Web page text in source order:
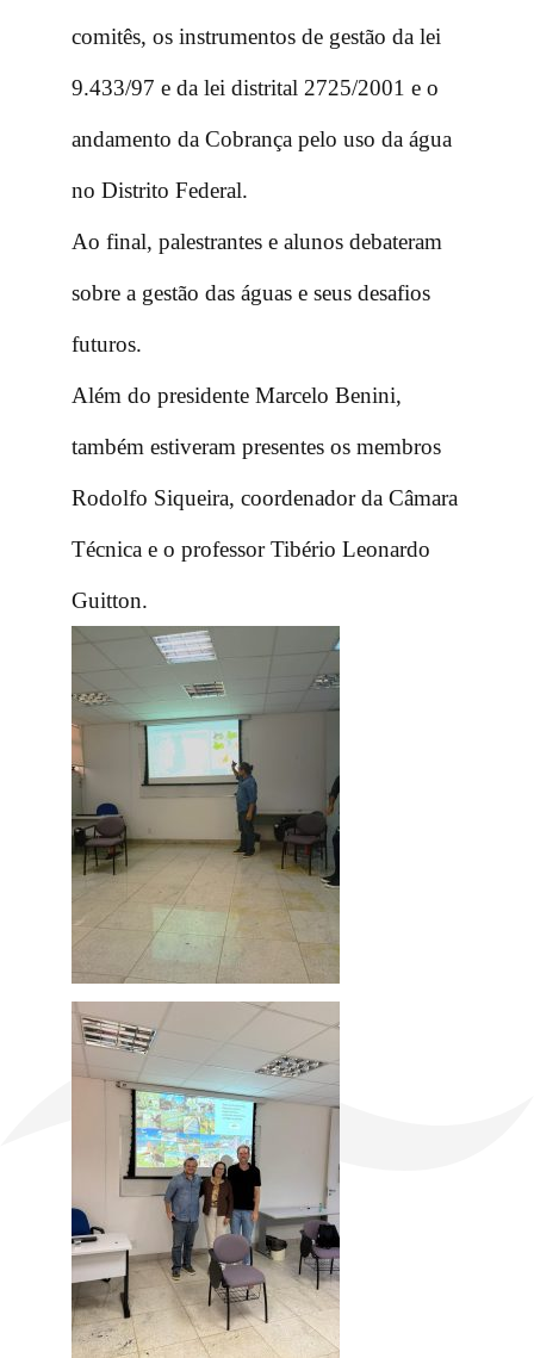
comitês, os instrumentos de gestão da lei
9.433/97 e da lei distrital 2725/2001 e o
andamento da Cobrança pelo uso da água
no Distrito Federal.
Ao final, palestrantes e alunos debateram
sobre a gestão das águas e seus desafios
futuros.
Além do presidente Marcelo Benini,
também estiveram presentes os membros
Rodolfo Siqueira, coordenador da Câmara
Técnica e o professor Tibério Leonardo
Guitton.